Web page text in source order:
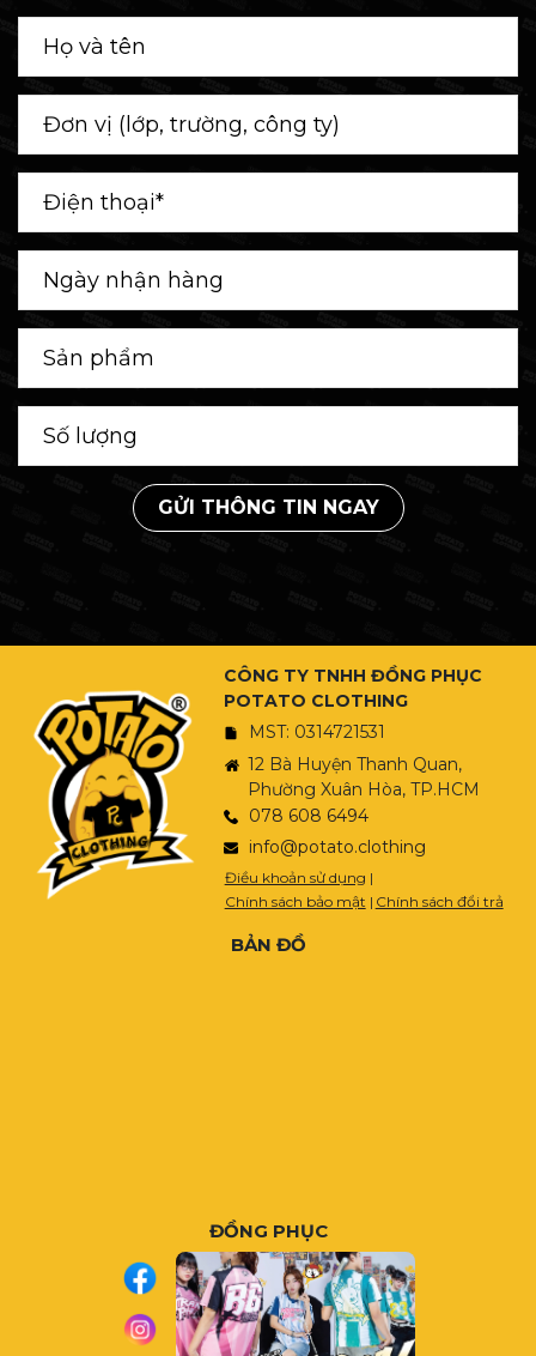
GỬI THÔNG TIN NGAY
CÔNG TY TNHH ĐỒNG PHỤC
POTATO CLOTHING
MST: 0314721531
12 Bà Huyện Thanh Quan,
Phường Xuân Hòa, TP.HCM
078 608 6494
info@potato.clothing
Điều khoản sử dụng |
Chính sách bảo mật | Chính sách đổi trả
BẢN ĐỒ
ĐỒNG PHỤC